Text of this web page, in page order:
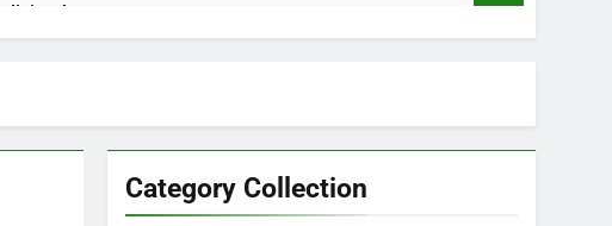
Category Collection